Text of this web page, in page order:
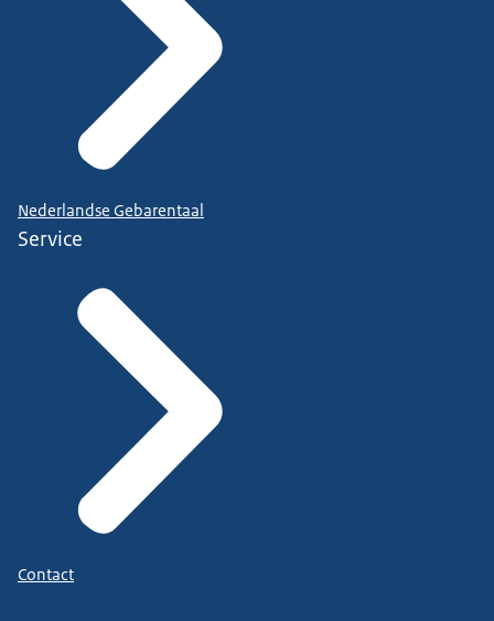
Nederlandse Gebarentaal
Service
Contact